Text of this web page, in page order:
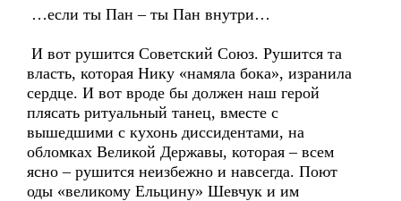
…если ты Пан – ты Пан внутри…
И вот рушится Советский Союз. Рушится та
власть, которая Нику «намяла бока», изранила
сердце. И вот вроде бы должен наш герой
плясать ритуальный танец, вместе с
вышедшими с кухонь диссидентами, на
обломках Великой Державы, которая – всем
ясно – рушится неизбежно и навсегда. Поют
оды «великому Ельцину» Шевчук и им